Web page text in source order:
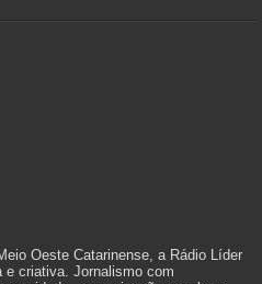
Oeste Catarinense, a Rádio Líder
e criativa. Jornalismo com